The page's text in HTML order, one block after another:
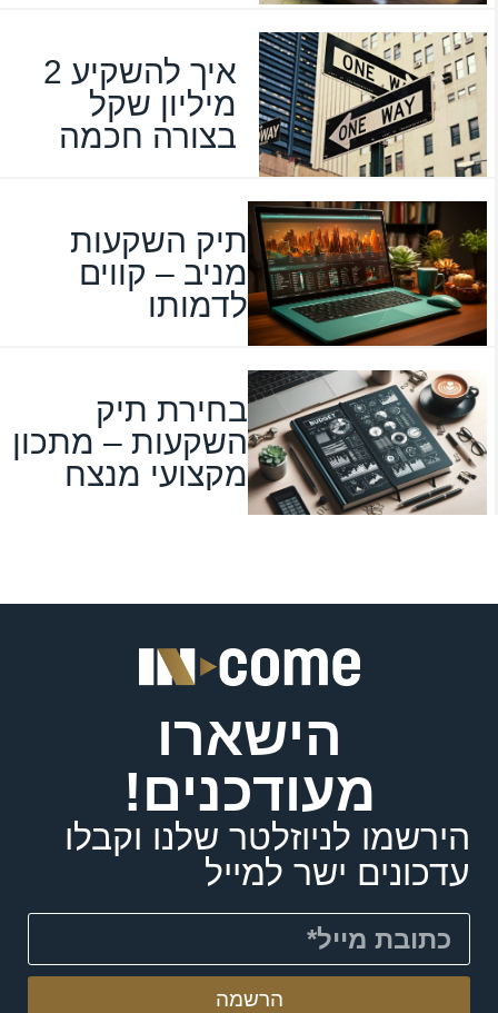
איך להשקיע 2
מיליון שקל
בצורה חכמה
תיק השקעות
מניב – קווים
לדמותו
בחירת תיק
השקעות – מתכון
מקצועי מנצח
הישארו
מעודכנים!
הירשמו לניוזלטר שלנו וקבלו
עדכונים ישר למייל
הרשמה